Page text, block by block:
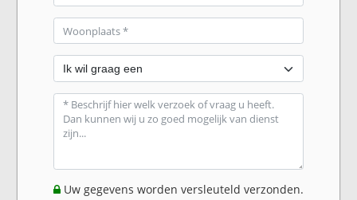
Uw gegevens worden versleuteld verzonden.